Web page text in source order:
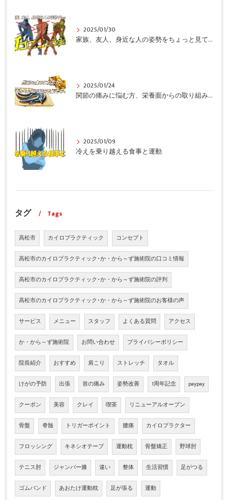
2025/01/30
家族、友人、身近な人の姿勢をちょっと見てみませんか？
2025/01/24
関節の痛みに悩む方、栄養面からの取り組みも重要ですよ！
2025/01/09
冷えを乗り越える食事と運動
タグ Tags
高松市 カイロプラクティック コンセプト
高松市のカイロプラクティック･か・から～ず施術院の口コミ情報
高松市のカイロプラクティック･か・から～ず施術院の評判
高松市のカイロプラクティック･か・から～ず施術院のお客様の声
サービス メニュー スタッフ よくある質問 アクセス
か・から～ず施術院 お問い合わせ プライバシーポリシー
院長紹介 おすすめ 肩こり ストレッチ タオル
けがの予防 出張 首の痛み 姿勢改善 1周年記念 paypay
クーポン 美容 クレイ 喫茶 リニューアルオープン
骨盤 脊髄 トリガーポイント 腰痛 カイロプラクター
フロッシング キネシオテープ 運動枕 骨盤矯正 野球肘
テニス肘 ジャンパー膝 違い 整体 生活習慣 足がつる
ゴムバンド あおたけ運動枕 足が張る 運動